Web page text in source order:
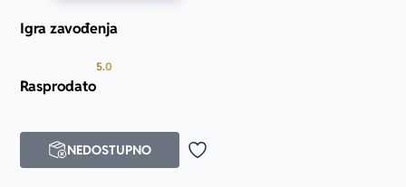
u omiljene
Igra zavođenja
5.0
Rasprodato
Dodaj u omiljene
NEDOSTUPNO